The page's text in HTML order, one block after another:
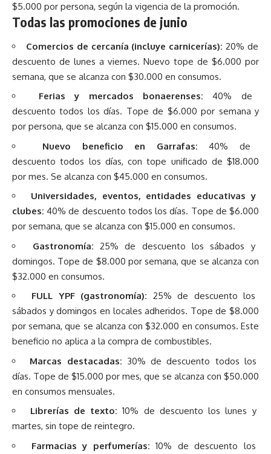
$5.000 por persona, según la vigencia de la promoción.
Todas las promociones de junio
Comercios de cercanía (incluye carnicerías): 20% de
descuento de lunes a viernes. Nuevo tope de $6.000 por
semana, que se alcanza con $30.000 en consumos.
Ferias y mercados bonaerenses: 40% de
descuento todos los días. Tope de $6.000 por semana y
por persona, que se alcanza con $15.000 en consumos.
Nuevo beneficio en Garrafas: 40% de
descuento todos los días, con tope unificado de $18.000
por mes. Se alcanza con $45.000 en consumos.
Universidades, eventos, entidades educativas y
clubes:40% de descuento todos los días. Tope de $6.000
por semana, que se alcanza con $15.000 en consumos.
Gastronomía: 25% de descuento los sábados y
domingos. Tope de $8.000 por semana, que se alcanza con
$32.000 en consumos.
FULL YPF (gastronomía): 25% de descuento los
sábados y domingos en locales adheridos. Tope de $8.000
por semana, que se alcanza con $32.000 en consumos. Este
beneficio no aplica a la compra de combustibles.
Marcas destacadas: 30% de descuento todos los
días. Tope de $15.000 por mes, que se alcanza con $50.000
en consumos mensuales.
Librerías de texto: 10% de descuento los lunes y
martes, sin tope de reintegro.
Farmacias y perfumerías: 10% de descuento los